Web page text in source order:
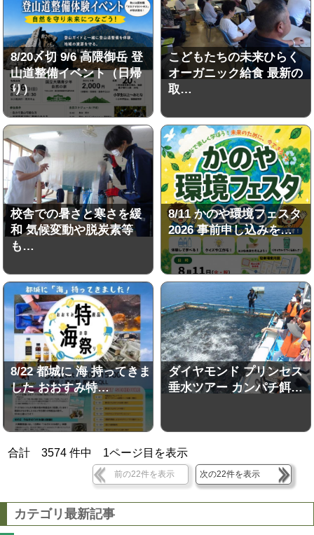
8/20〆切 9/6 高隈御岳 登
山道整備イベント（日帰
り）
こどもたちの未来ひらく
オーガニック給食 最新の
取…
校舎での暑さと寒さを緩
和 気候変動や脱炭素等
も…
8/11 かのや環境フェスタ
2026 事前申し込みを…
8/22 都城に 海 持ってきま
した おおすみ特…
ダイヤモンド プリンセス
垂水ツアー カンパチ餌…
合計3574 件中 1ページ目を表示
前の22件を表示 次の22件を表示
カテゴリ最新記事